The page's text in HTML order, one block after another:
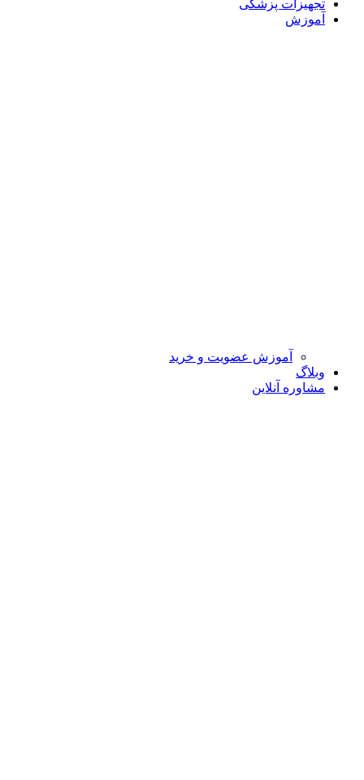
تجهیزات پزشکی
آموزش
آموزش عضویت و خرید
وبلاگ
مشاوره آنلاین